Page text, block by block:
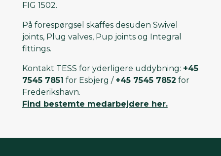
FIG 1502.
På forespørgsel skaffes desuden Swivel
joints, Plug valves, Pup joints og Integral
fittings.
Kontakt TESS for yderligere uddybning: +45
7545 7851 for Esbjerg / +45 7545 7852 for
Frederikshavn.
Find bestemte medarbejdere her.